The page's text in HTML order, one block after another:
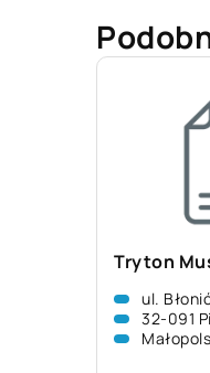
Tryton
ul.
32-091